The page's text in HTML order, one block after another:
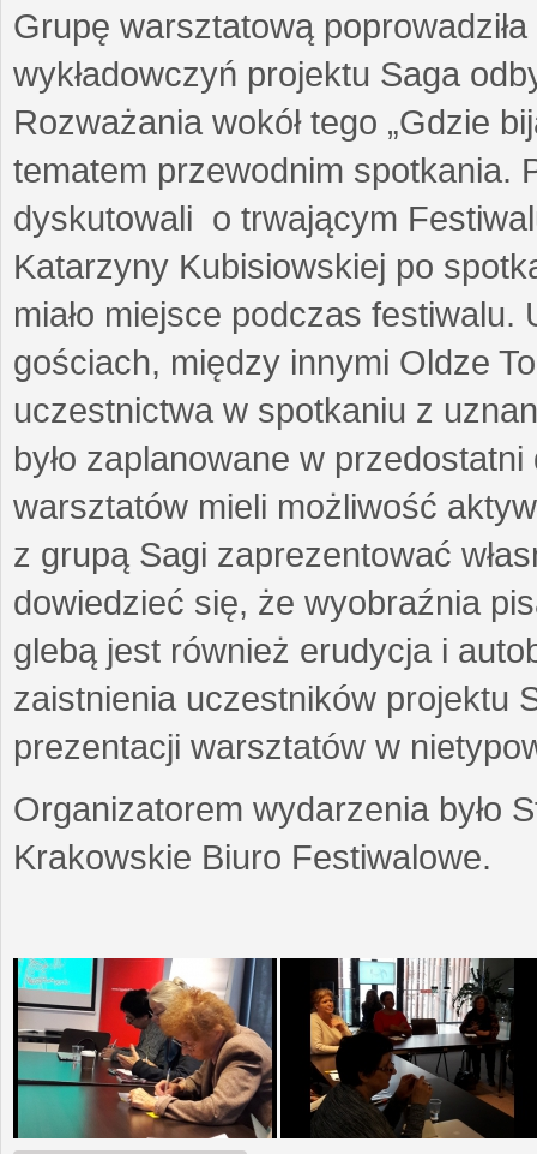
Grupę warsztatową
wykładowczyń projektu Saga
Rozważania wokół tego „Gdzie
tematem przewodnim spotkania.
dyskutowali o trwającym
Katarzyny Kubisiowskiej po
miało miejsce podczas
gościach, między innymi Oldze
uczestnictwa w spotkaniu z
było zaplanowane w
warsztatów mieli możliwość
z grupą Sagi zaprezentować
dowiedzieć się, że wyobraźnia
glebą jest również erudycja i
zaistnienia uczestników projektu
prezentacji warsztatów w
Organizatorem wydarzenia było
Krakowskie Biuro Festiwalowe.